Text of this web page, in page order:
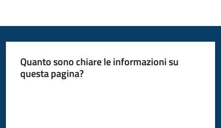
Quanto sono chiare le informazioni su
questa pagina?